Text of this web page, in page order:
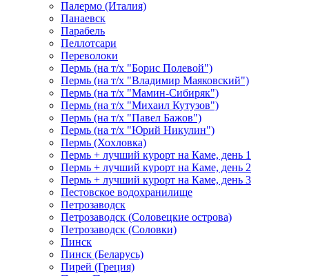
Палермо (Италия)
Панаевск
Парабель
Пеллотсари
Переволоки
Пермь (на т/х "Борис Полевой")
Пермь (на т/х "Владимир Маяковский")
Пермь (на т/х "Мамин-Сибиряк")
Пермь (на т/х "Михаил Кутузов")
Пермь (на т/х "Павел Бажов")
Пермь (на т/х "Юрий Никулин")
Пермь (Хохловка)
Пермь + лучший курорт на Каме, день 1
Пермь + лучший курорт на Каме, день 2
Пермь + лучший курорт на Каме, день 3
Пестовское водохранилище
Петрозаводск
Петрозаводск (Соловецкие острова)
Петрозаводск (Соловки)
Пинск
Пинск (Беларусь)
Пирей (Греция)